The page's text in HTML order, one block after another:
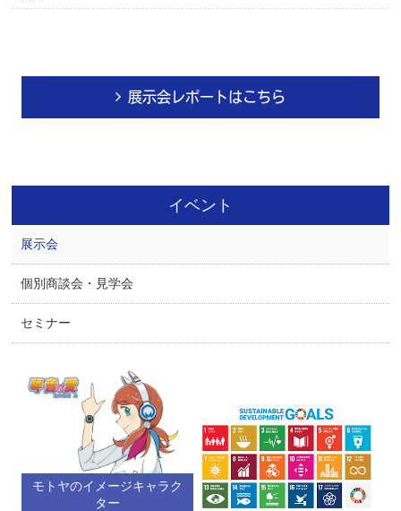
展示会レポートはこちら
イベント
展示会
個別商談会・見学会
セミナー
モトヤのイメージキャラク
ター